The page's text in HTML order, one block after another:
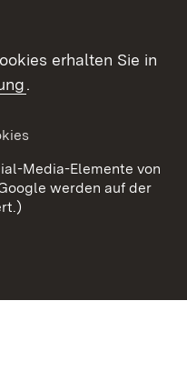
erhalten Sie in
.
Media-Elemente von
werden auf der